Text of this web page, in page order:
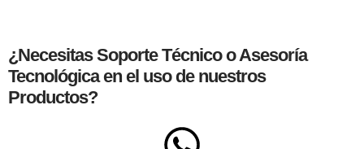
¿NecesitasSoporte Técnicoo Asesoría
Tecnológica en el uso de nuestros
Productos?